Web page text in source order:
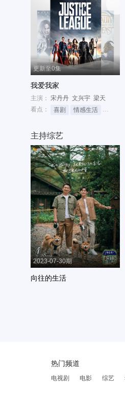
更新至0集
我爱我家
主演： 宋丹丹 文兴宇 梁天
看点：
喜剧 情感生活 家庭
主持综艺
2023-07-30期
向往的生活
热门频道
电视剧 电影 综艺